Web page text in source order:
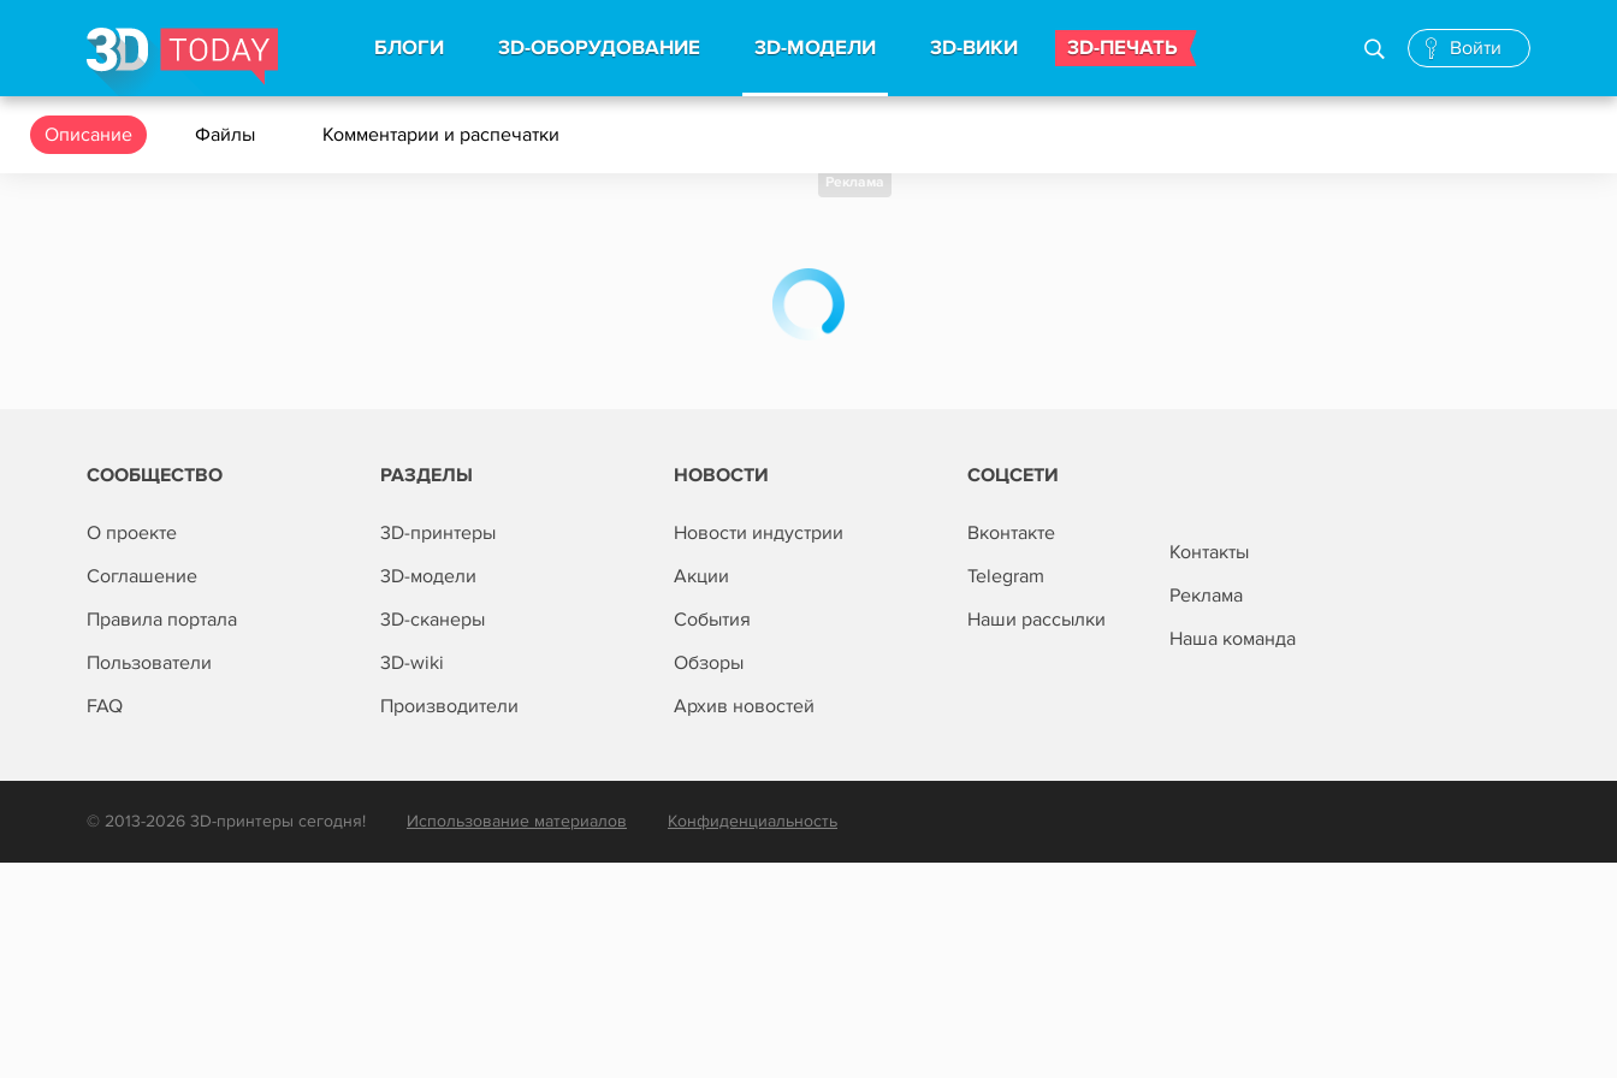
БЛОГИ 3D-ОБОРУДОВАНИЕ 3D-МОДЕЛИ 3D-ВИКИ 3D-ПЕЧАТЬ Войти
Описание Файлы Комментарии и распечатки
Реклама
СООБЩЕСТВО
О проекте
Соглашение
Правила портала
Пользователи
FAQ
РАЗДЕЛЫ
3D-принтеры
3D-модели
3D-сканеры
3D-wiki
Производители
НОВОСТИ
Новости индустрии
Акции
События
Обзоры
Архив новостей
СОЦСЕТИ
Вконтакте
Telegram
Наши рассылки
Контакты
Реклама
Наша команда
© 2013-2026 3D-принтеры сегодня! Использование материалов Конфиденциальность